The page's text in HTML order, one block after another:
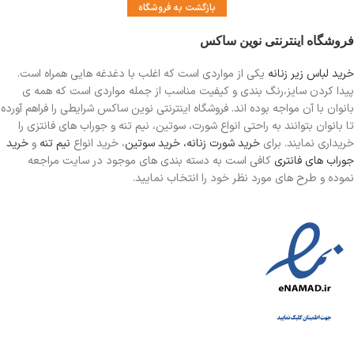
بازگشت به فروشگاه
فروشگاه اینترنتی نوین ساکس
خرید لباس زیر زنانه یکی از مواردی است که اغلب با دغدغه هایی همراه است.
پیدا کردن سایز،رنگ بندی و کیفیت مناسب از جمله مواردی است که همه ی
بانوان با آن مواجه بوده اند. فروشگاه اینترنتی نوین ساکس شرایطی را فراهم آورده
تا بانوان بتوانند به راحتی انواع شورت، سوتین، نیم تنه و جوراب های فانتزی را
خریداری نمایند. برای خرید شورت زنانه، خرید سوتین، خرید انواع نیم تنه و خرید
جوراب های فانتری کافی است به دسته بندی های موجود در سایت مراجعه
نموده و طرح های مورد نظر خود را انتخاب نمایید.